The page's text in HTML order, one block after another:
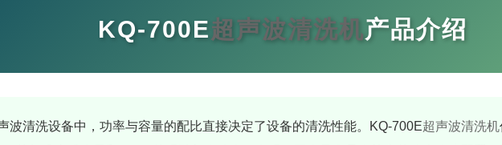
KQ-700E超声波清洗机产品介绍
波清洗设备中，功率与容量的配比直接决定了设备的清洗性能。KQ-700E超声波清洗机